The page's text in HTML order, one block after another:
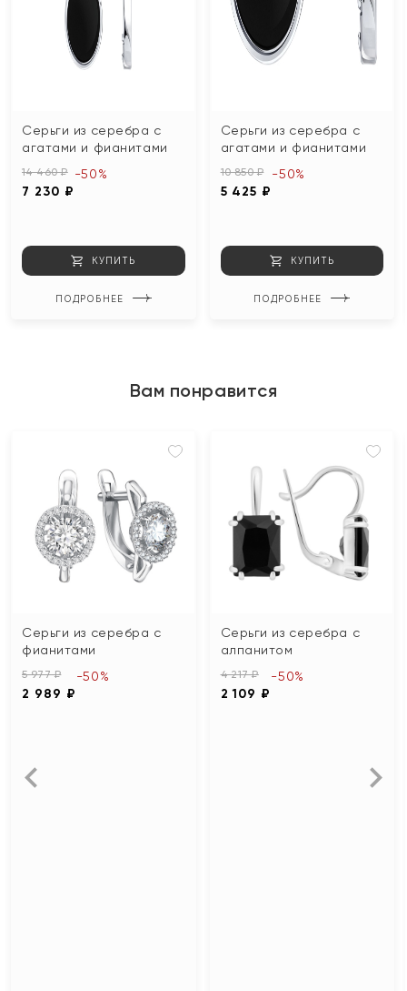
Серьги из серебра с
агатами и фианитами
14 460 ₽
7 230 ₽
-50%
КУПИТЬ
ПОДРОБНЕЕ
Серьги из серебра с
агатами и фианитами
10 850 ₽
5 425 ₽
-50%
КУПИТЬ
ПОДРОБНЕЕ
Вам понравится
Серьги из серебра с
фианитами
5 977 ₽
2 989 ₽
-50%
Серьги из серебра с
алпанитом
4 217 ₽
2 109 ₽
-50%